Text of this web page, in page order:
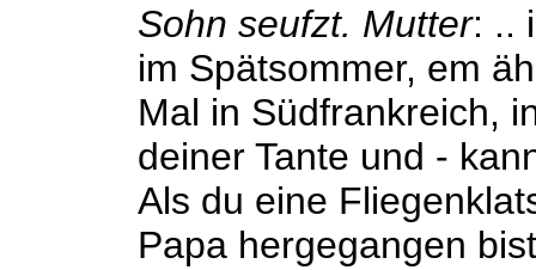
Sohn seufzt. Mutter: ..
im Spätsommer, em
Mal in Südfrankreich,
deiner Tante und -
Als du eine
Papa hergegangen